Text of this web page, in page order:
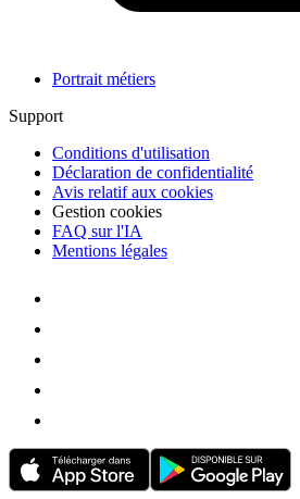
Portrait métiers
Support
Conditions d'utilisation
Déclaration de confidentialité
Avis relatif aux cookies
Gestion cookies
FAQ sur l'IA
Mentions légales